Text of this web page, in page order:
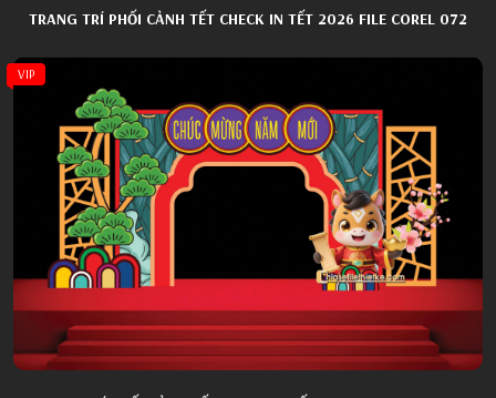
TRANG TRÍ PHỐI CẢNH TẾT CHECK IN TẾT 2026 FILE COREL 072
VIP